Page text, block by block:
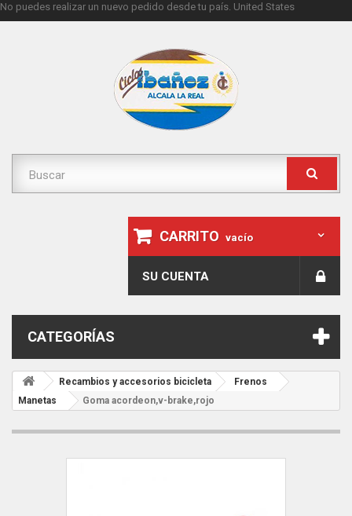
No puedes realizar un nuevo pedido desde tu país. United States
CARRITO vacío
SU CUENTA
CATEGORÍAS
Recambios y accesorios bicicleta
Frenos
Manetas
Goma acordeon,v-brake,rojo